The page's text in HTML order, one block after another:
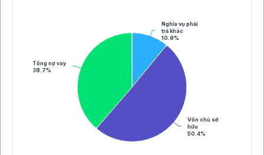
Nghĩa vụ phải
trả khác
10.9%
Vốn chủ sở
hữu
50.4%
Tổng nợ vay
38.7%